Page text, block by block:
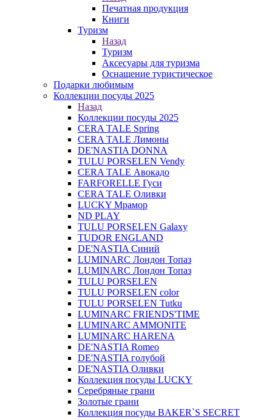
Печатная продукция
Книги
Туризм
Назад
Туризм
Аксесуары для туризма
Оснащение туристическое
Подарки любимым
Коллекции посуды 2025
Назад
Коллекции посуды 2025
CERA TALE Spring
CERA TALE Лимоны
DE'NASTIA DONNA
TULU PORSELEN Vendy
CERA TALE Авокадо
FARFORELLE Гуси
CERA TALE Оливки
LUCKY Мрамор
ND PLAY
TULU PORSELEN Galaxy
TUDOR ENGLAND
DE'NASTIA Синий
LUMINARC Лондон Топаз
LUMINARC Лондон Топаз
TULU PORSELEN
TULU PORSELEN color
TULU PORSELEN Tutku
LUMINARC FRIENDS'TIME
LUMINARC AMMONITE
LUMINARC HARENA
DE'NASTIA Romeo
DE'NASTIA голубой
DE'NASTIA Оливки
Коллекция посуды LUCKY
Серебряные грани
Золотые грани
Коллекция посуды BAKER`S SECRET